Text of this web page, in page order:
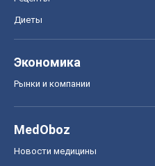
Диеты
Экономика
Рынки и компании
MedOboz
Новости медицины